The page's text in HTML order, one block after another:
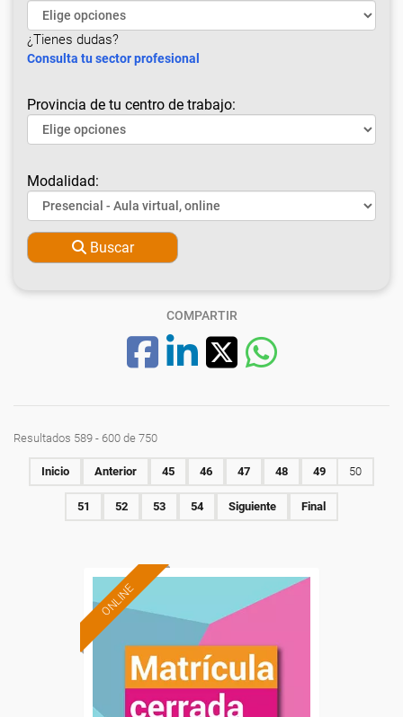
¿Tienes dudas?
Consulta tu sector profesional
Provincia de tu centro de trabajo:
Modalidad:
Buscar
COMPARTIR
Resultados 589 - 600 de 750
Inicio Anterior 45 46 47 48 49 50
51 52 53 54 Siguiente Final
ONLINE